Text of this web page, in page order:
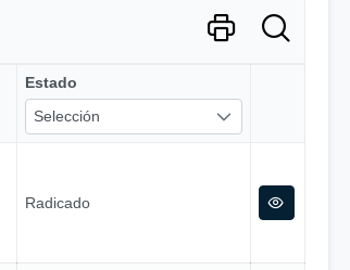
Estado
Selección
Radicado